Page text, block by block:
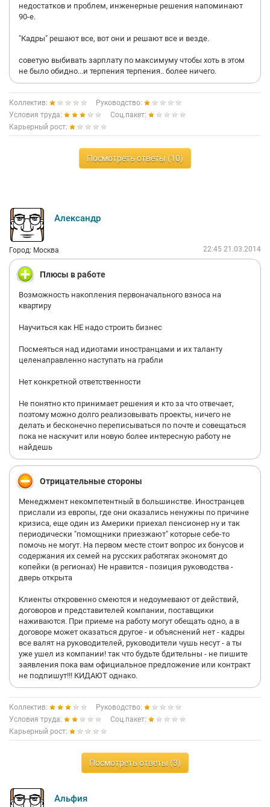
недостатков и проблем, инженерные решения напоминают
90-е.
"Кадры" решают все, вот они и решают все и везде.
советую выбивать зарплату по максимуму чтобы хоть в этом
не было обидно...и терпения терпения.. более ничего.
Коллектив:
Руководство:
Условия труда:
Соц.пакет:
Карьерный рост:
Посмотреть ответы (10)
Александр
Город: Москва 22:45 21.03.2014
Плюсы в работе
Возможность накопления первоначального взноса на
квартиру
Научиться как НЕ надо строить бизнес
Посмеяться над идиотами иностранцами и их таланту
целенаправленно наступать на грабли
Нет конкретной ответственности
Не понятно кто принимает решения и кто за что отвечает,
поэтому можно долго реализовывать проекты, ничего не
делать и бесконечно переписываться по почте и совещаться
пока не наскучит или новую более интересную работу не
найдешь
Отрицательные стороны
Менеджмент некомпетентный в большинстве. Иностранцев
прислали из европы, где они оказались ненужны по причине
кризиса, еще один из Америки приехал пенсионер ну и так
периодически "помощники приезжают" которые себе-то
помочь не могут. На первом месте стоит вопрос их бонусов и
содержания их семей на русских работягах экономят до
копейки (в регионах) Не нравится - позиция руководства -
дверь открыта
Клиенты откровенно смеются и недоумевают от действий,
договоров и представителей компании, поставщики
наживаются. При приеме на работу могут обещать одно, а в
договоре может оказаться другое - и объяснений нет - кадры
все валят на руководителей, руководители чушь несут - а ты
уже ушел из компании! так что будьте бдительны - не пишите
заявления пока вам официальное предложение или контракт
не подпишут!!! КИДАЮТ однако.
Коллектив:
Руководство:
Условия труда:
Соц.пакет:
Карьерный рост:
Посмотреть ответы (3)
Альфия